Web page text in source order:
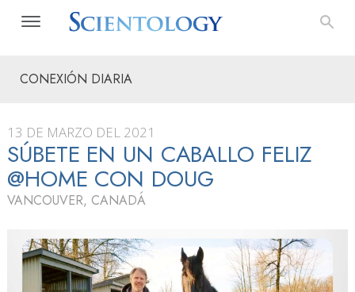
CONEXIÓN DIARIA
13 DE MARZO DEL 2021
SÚBETE EN UN CABALLO FELIZ
@HOME CON DOUG
VANCOUVER, CANADÁ